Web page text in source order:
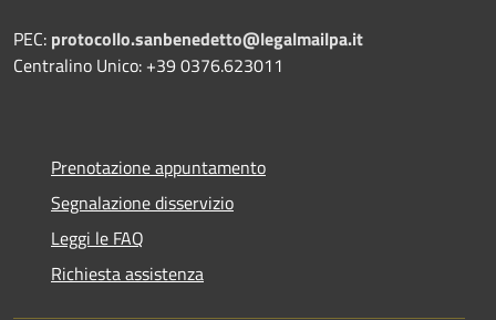
PEC: protocollo.sanbenedetto@legalmailpa.it
Centralino Unico: +39 0376.623011
Prenotazione appuntamento
Segnalazione disservizio
Leggi le FAQ
Richiesta assistenza